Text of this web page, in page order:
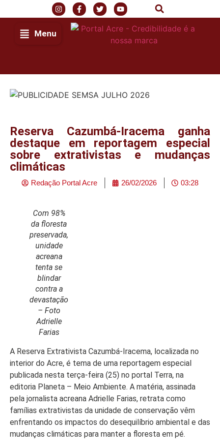
Menu
Início
Últimas
Notícias
Agenda
Cultural
Política
Economia
Atos Oficiais
Atualidades
Blogs e
Colunas
Reserva Cazumbá-Iracema ganha
destaque em reportagem especial
sobre extrativistas e mudanças
climáticas
Redação Portal Acre 26/02/2026 03:28
Com 98%
da floresta
preservada,
unidade
acreana
tenta se
blindar
contra a
devastação
– Foto
Adrielle
Farias
A Reserva Extrativista Cazumbá-Iracema, localizada no
interior do Acre, é tema de uma reportagem especial
publicada nesta terça-feira (25) no portal Terra, na
editoria Planeta – Meio Ambiente. A matéria, assinada
pela jornalista acreana Adrielle Farias, retrata como
famílias extrativistas da unidade de conservação vêm
enfrentando os impactos do desequilíbrio ambiental e das
mudanças climáticas para manter a floresta em pé.